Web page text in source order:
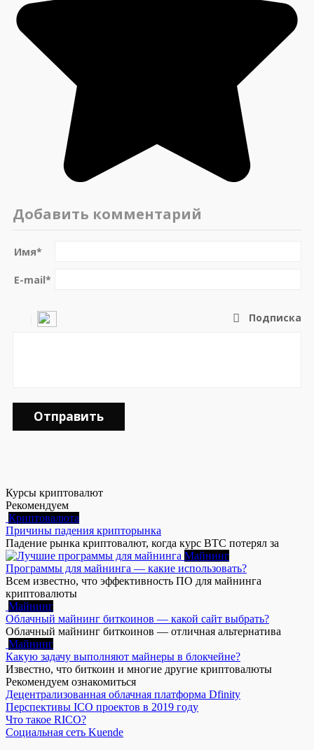
Добавить комментарий
Имя*
E-mail*
Подписка
Отправить
Курсы криптовалют
Рекомендуем
Криптовалюта
Причины падения крипторынка
Падение рынка криптовалют, когда курс BTC потерял за
Майнинг
Программы для майнинга — какие использовать?
Всем известно, что эффективность ПО для майнинга
криптовалюты
Майнинг
Облачный майнинг биткоинов — какой сайт выбрать?
Облачный майнинг биткоинов — отличная альтернатива
Майнинг
Какую задачу выполняют майнеры в блокчейне?
Известно, что биткоин и многие другие криптовалюты
Рекомендуем ознакомиться
Децентрализованная облачная платформа Dfinity
Перспективы ICO проектов в 2019 году
Что такое RICO?
Социальная сеть Kuende